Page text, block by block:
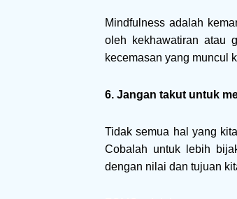
Mindfulness adalah
oleh kekhawatiran atau
kecemasan yang muncul
6. Jangan takut untuk
Tidak semua hal yang
Cobalah untuk lebih
dengan nilai dan tujuan